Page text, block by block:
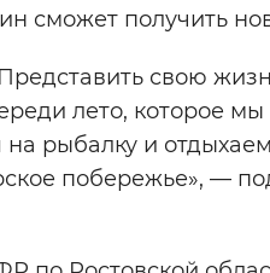
сможет получить
свою
лето, которое
рыбалку и
побережье», —